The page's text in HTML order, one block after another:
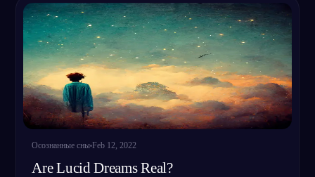
Осознанные сны Feb 12, 2022
Are Lucid Dreams Real?